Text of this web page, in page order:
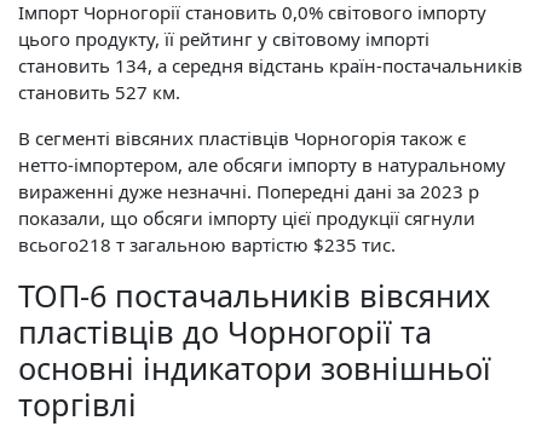
Імпорт Чорногорії становить 0,0% світового імпорту
цього продукту, її рейтинг у світовому імпорті
становить 134, а середня відстань країн-постачальників
становить 527 км.
В сегменті вівсяних пластівців Чорногорія також є
нетто-імпортером, але обсяги імпорту в натуральному
вираженні дуже незначні. Попередні дані за 2023 р
показали, що обсяги імпорту цієї продукції сягнули
всього218 т загальною вартістю $235 тис.
ТОП-6 постачальників вівсяних
пластівців до Чорногорії та
основні індикатори зовнішньої
торгівлі